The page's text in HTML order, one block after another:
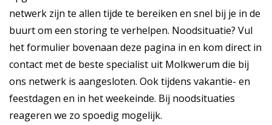
netwerk zijn te allen tijde te bereiken en snel bij je in de
buurt om een storing te verhelpen. Noodsituatie? Vul
het formulier bovenaan deze pagina in en kom direct in
contact met de beste specialist uit Molkwerum die bij
ons netwerk is aangesloten. Ook tijdens vakantie- en
feestdagen en in het weekeinde. Bij noodsituaties
reageren we zo spoedig mogelijk.